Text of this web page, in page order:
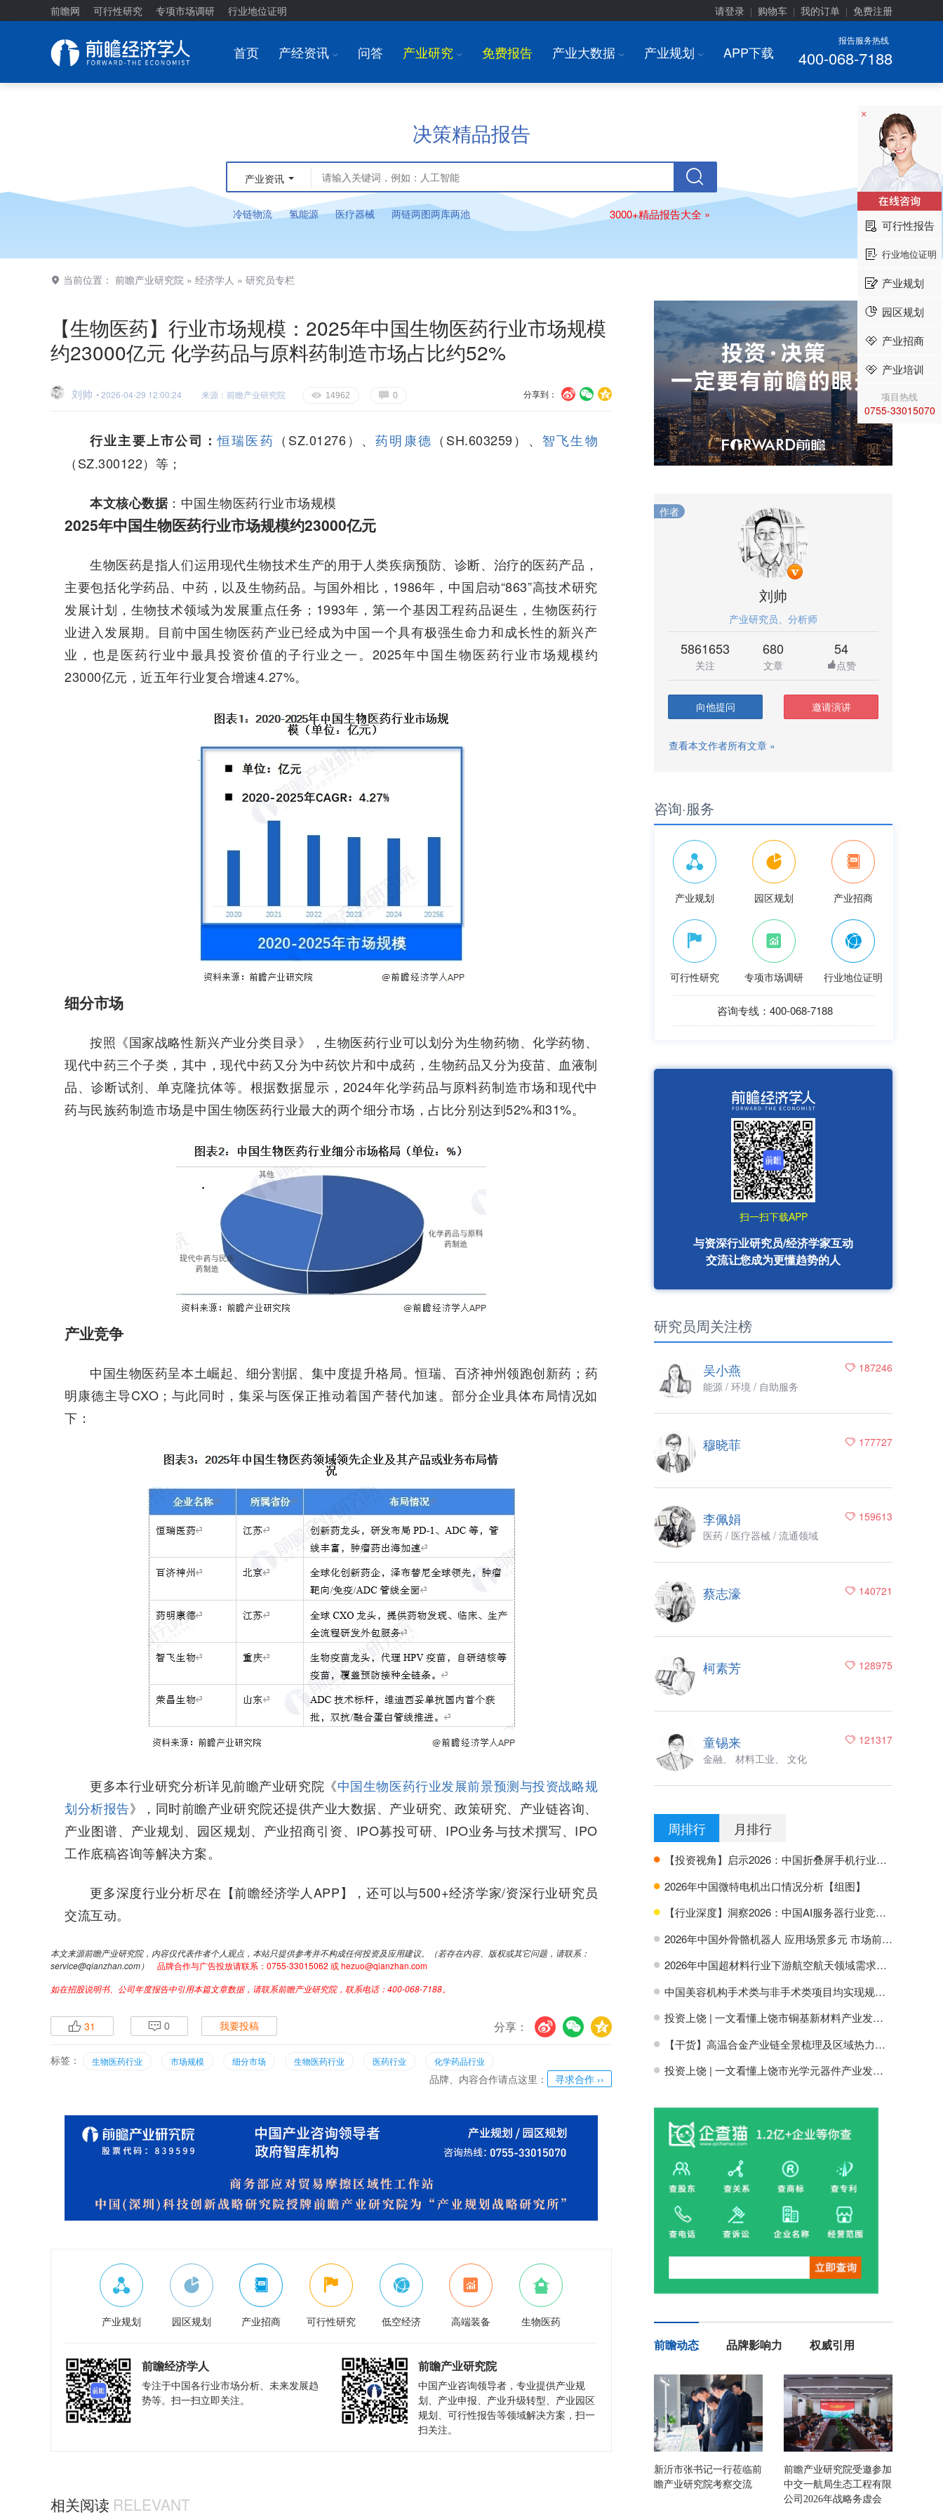
前瞻网 可行性研究 专项市场调研 行业地位证明 请登录 购物车 我的订单 免费注册
报告服务热线
400-068-7188
首页 产经资讯 I 问答 产业研究 I 免费报告 产业大数据 I 产业规划 I APP下载
决策精品报告
产业资讯
冷链物流 氢能源 医疗器械 两链两图两库两池 3000+精品报告大全 »
当前位置： 前瞻产业研究院 » 经济学人 » 研究员专栏
【生物医药】行业市场规模：2025年中国生物医药行业市场规模
约23000亿元 化学药品与原料药制造市场占比约52%
U V c
分享到：
刘帅 • 2026-04-29 12:00:24 来源：前瞻产业研究院 E 14962 G 0
行业主要上市公司：恒瑞医药 （SZ.01276）、药明康德 （SH.603259）、 智飞生物
（SZ.300122）等；
本文核心数据：中国生物医药行业市场规模
2025年中国生物医药行业市场规模约23000亿元
生物医药是指人们运用现代生物技术生产的用于人类疾病预防、诊断、治疗的医药产品，
主要包括化学药品、中药，以及生物药品。与国外相比，1986年，中国启动“863”高技术研究
发展计划，生物技术领域为发展重点任务；1993年，第一个基因工程药品诞生，生物医药行
业进入发展期。目前中国生物医药产业已经成为中国一个具有极强生命力和成长性的新兴产
业，也是医药行业中最具投资价值的子行业之一。2025年中国生物医药行业市场规模约
23000亿元，近五年行业复合增速4.27%。
细分市场
按照《国家战略性新兴产业分类目录》，生物医药行业可以划分为生物药物、化学药物、
现代中药三个子类，其中，现代中药又分为中药饮片和中成药，生物药品又分为疫苗、血液制
品、诊断试剂、单克隆抗体等。根据数据显示，2024年化学药品与原料药制造市场和现代中
药与民族药制造市场是中国生物医药行业最大的两个细分市场，占比分别达到52%和31%。
产业竞争
中国生物医药呈本土崛起、细分割据、集中度提升格局。恒瑞、百济神州领跑创新药；药
明康德主导CXO；与此同时，集采与医保正推动着国产替代加速。部分企业具体布局情况如
下：
更多本行业研究分析详见前瞻产业研究院《中国生物医药行业发展前景预测与投资战略规
划分析报告》，同时前瞻产业研究院还提供产业大数据、产业研究、政策研究、产业链咨询、
产业图谱、产业规划、园区规划、产业招商引资、IPO募投可研、IPO业务与技术撰写、IPO
工作底稿咨询等解决方案。
更多深度行业分析尽在【前瞻经济学人APP】，还可以与500+经济学家/资深行业研究员
交流互动。
本文来源前瞻产业研究院，内容仅代表作者个人观点，本站只提供参考并不构成任何投资及应用建议。（若存在内容、版权或其它问题，请联系：
service@qianzhan.com） 品牌合作与广告投放请联系：0755-33015062 或 hezuo@qianzhan.com
如在招股说明书、公司年度报告中引用本篇文章数据，请联系前瞻产业研究院，联系电话：400-068-7188。
p 31 q 0 我要投稿 U V c
分享：
标签： 生物医药行业 市场规模 细分市场 生物医药行业 医药行业 化学药品行业
品牌、内容合作请点这里： 寻求合作 ››
产业规划 园区规划 产业招商 可行性研究 低空经济 高端装备 生物医药
前瞻经济学人
专注于中国各行业市场分析、未来发展趋
势等。扫一扫立即关注。
前瞻产业研究院
中国产业咨询领导者，专业提供产业规
划、产业申报、产业升级转型、产业园区
规划、可行性报告等领域解决方案，扫一
扫关注。
相关阅读 RELEVANT
作者
刘帅
产业研究员、分析师
5861653
关注
680
文章
54
点赞
向他提问 邀请演讲
查看本文作者所有文章 »
咨询·服务
产业规划 园区规划 产业招商
可行性研究 专项市场调研 行业地位证明
咨询专线：400-068-7188
扫一扫下载APP
与资深行业研究员/经济学家互动
交流让您成为更懂趋势的人
研究员周关注榜
187246
吴小燕
能源 / 环境 / 自助服务
177727
穆晓菲
159613
李佩娟
医药 / 医疗器械 / 流通领域
140721
蔡志濠
128975
柯素芳
121317
童锡来
金融、 材料工业、 文化
周排行 月排行
H 【投资视角】启示2026：中国折叠屏手机行业投融资及兼并重组分析
H 2026年中国微特电机出口情况分析【组图】
H 【行业深度】洞察2026：中国AI服务器行业竞争格局及市场份额
H 2026年中国外骨骼机器人 应用场景多元 市场前景广阔【组图】
H 2026年中国超材料行业下游航空航天领域需求分析【组图】
H 中国美容机构手术类与非手术类项目均实现规模增长【组图】
H 投资上饶 | 一文看懂上饶市铜基新材料产业发展现状与投资机会前瞻
H 【干货】高温合金产业链全景梳理及区域热力地图
H 投资上饶 | 一文看懂上饶市光学元器件产业发展现状与投资机会前瞻
前瞻动态 品牌影响力 权威引用
新沂市张书记一行莅临前
瞻产业研究院考察交流
前瞻产业研究院受邀参加
中交一航局生态工程有限
公司2026年战略务虚会
×
可行性报告
行业地位证明
产业规划
园区规划
产业招商
产业培训
项目热线
0755-33015070